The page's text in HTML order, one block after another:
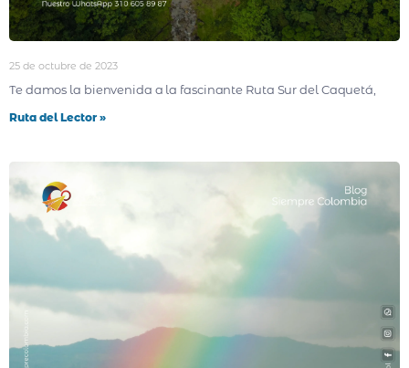
25 de octubre de 2023
Te damos la bienvenida a la fascinante Ruta Sur del Caquetá,
Ruta del Lector »